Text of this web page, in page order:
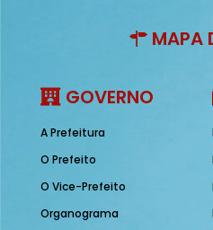
MAPA
GOVERNO
A Prefeitura
O Prefeito
O Vice-Prefeito
Organograma